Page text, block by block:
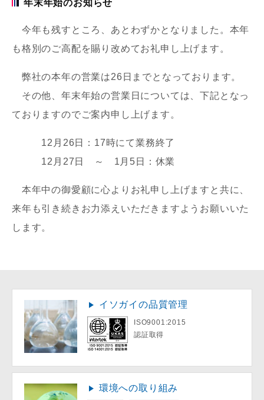
年末年始のお知らせ
今年も残すところ、あとわずかとなりました。本年
も格別のご高配を賜り改めてお礼申し上げます。
弊社の本年の営業は26日までとなっております。
その他、年末年始の営業日については、下記となっ
ておりますのでご案内申し上げます。
12月26日：17時にて業務終了
12月27日 ～ 1月5日：休業
本年中の御愛顧に心よりお礼申し上げますと共に、
来年も引き続きお力添えいただきますようお願いいた
します。
イソガイの品質管理
ISO9001:2015
認証取得
環境への取り組み